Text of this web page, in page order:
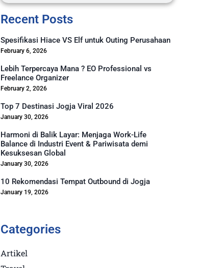
Recent Posts
Spesifikasi Hiace VS Elf untuk Outing Perusahaan
February 6, 2026
Lebih Terpercaya Mana ? EO Professional vs
Freelance Organizer
February 2, 2026
Top 7 Destinasi Jogja Viral 2026
January 30, 2026
Harmoni di Balik Layar: Menjaga Work-Life
Balance di Industri Event & Pariwisata demi
Kesuksesan Global
January 30, 2026
10 Rekomendasi Tempat Outbound di Jogja
January 19, 2026
Categories
Artikel